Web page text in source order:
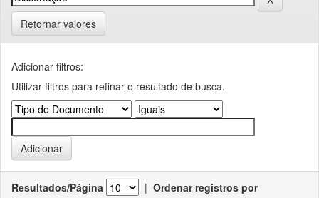
Retornar valores
Adicionar filtros:
Utilizar filtros para refinar o resultado de busca.
Resultados/Página | Ordenar registros por